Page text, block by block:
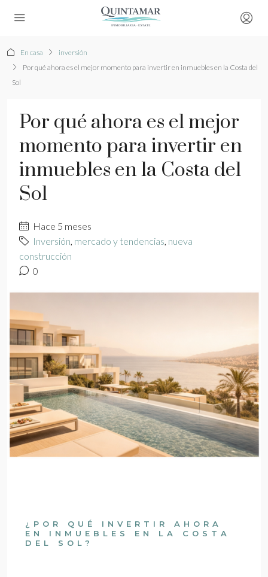
En casa
inversión
Por qué ahora es el mejor momento para invertir en inmuebles en la Costa del
Sol
Por qué ahora es el mejor
momento para invertir en
inmuebles en la Costa del
Sol
Hace 5 meses
Inversión, mercado y tendencias, nueva
construcción
0
¿POR QUÉ INVERTIR AHORA
EN INMUEBLES EN LA COSTA
DEL SOL?